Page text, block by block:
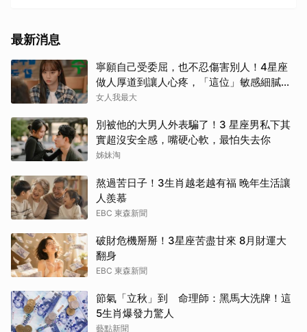
最新消息
寧願自己受委屈，也不忍傷害別人！4星座
做人厚道到讓人心疼，「這位」敏感細膩搞
得自己不斷內耗
女人我最大
別被他的大男人外表騙了！3 星座男私下其
實超沒安全感，嘴硬心軟，最怕失去你
姊妹淘
熬過苦日子！3生肖越老越有福 晚年生活讓
人羨慕
EBC 東森新聞
破財危機掰掰！3星座苦盡甘來 8月財運大
翻身
EBC 東森新聞
節氣「立秋」到 命理師：黑馬大洗牌！這
5生肖爆發力驚人
藝點新聞